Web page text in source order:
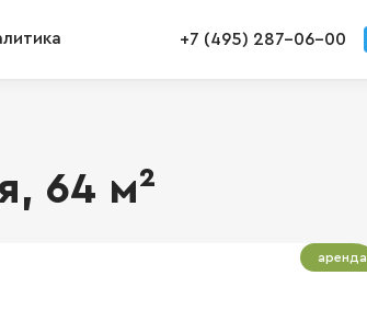
+7 (495) 287-06-00
64 м²
аренда